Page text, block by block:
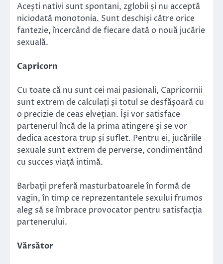
Acești nativi sunt spontani, zglobii și nu acceptă
niciodată monotonia. Sunt deschiși către orice
fantezie, încercând de fiecare dată o nouă jucărie
sexuală.
Capricorn
Cu toate că nu sunt cei mai pasionali, Capricornii
sunt extrem de calculați și totul se desfășoară cu
o precizie de ceas elvețian. Își vor satisface
partenerul încă de la prima atingere și se vor
dedica acestora trup și suflet. Pentru ei, jucăriile
sexuale sunt extrem de perverse, condimentând
cu succes viață intimă.
Barbații preferă masturbatoarele în formă de
vagin, în timp ce reprezentantele sexului frumos
aleg să se îmbrace provocator pentru satisfacția
partenerului.
Vărsător